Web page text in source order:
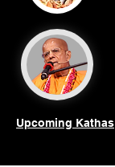
Upcoming Kathas